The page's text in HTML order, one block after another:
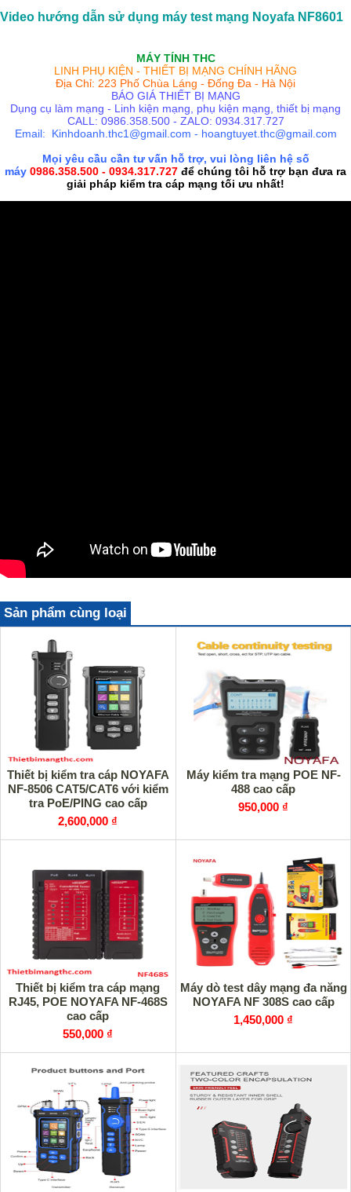
Video hướng dẫn sử dụng máy test mạng Noyafa NF8601
MÁY TÍNH THC
LINH PHỤ KIỆN - THIẾT BỊ MẠNG CHÍNH HÃNG
Địa Chỉ: 223 Phố Chùa Láng - Đống Đa - Hà Nội
BÁO GIÁ THIẾT BỊ MẠNG
Dụng cụ làm mạng - Linh kiện mạng, phụ kiện mạng, thiết bị mạng
CALL: 0986.358.500 - ZALO: 0934.317.727
Email: Kinhdoanh.thc1@gmail.com - hoangtuyet.thc@gmail.com
Mọi yêu cầu cần tư vấn hỗ trợ, vui lòng liên hệ số
máy 0986.358.500 - 0934.317.727 để chúng tôi hỗ trợ bạn đưa ra
giải pháp kiểm tra cáp mạng tối ưu nhất!
Sản phẩm cùng loại
Thiết bị kiểm tra cáp NOYAFA
NF-8506 CAT5/CAT6 với kiểm
tra PoE/PING cao cấp
2,600,000 ₫
Máy kiểm tra mạng POE NF-
488 cao cấp
950,000 ₫
Thiết bị kiểm tra cáp mạng
RJ45, POE NOYAFA NF-468S
cao cấp
550,000 ₫
Máy dò test dây mạng đa năng
NOYAFA NF 308S cao cấp
1,450,000 ₫